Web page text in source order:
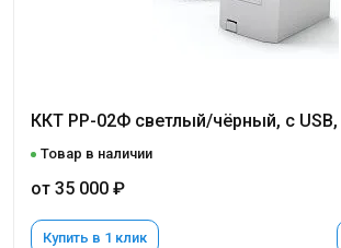
ККТ РР-02Ф светлый/чёрный, с
Товар в наличии
от 35 000 ₽
Купить в 1 клик